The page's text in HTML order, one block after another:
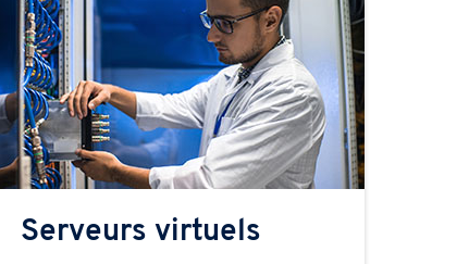
Serveurs virtuels